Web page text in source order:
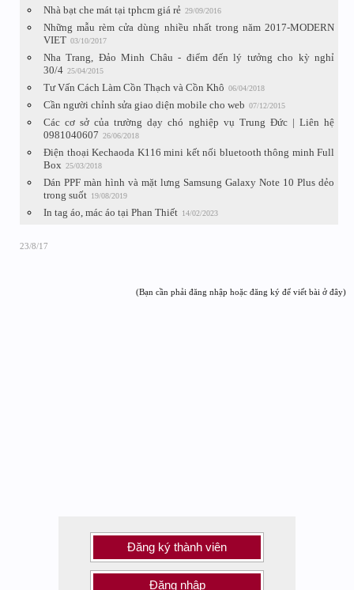
Nhà bạt che mát tại tphcm giá rẻ 29/09/2016
Những mẫu rèm cửa dùng nhiều nhất trong năm 2017-MODERN
VIET 03/10/2017
Nha Trang, Đảo Minh Châu - điểm đến lý tưởng cho kỳ nghỉ
30/4 25/04/2015
Tư Vấn Cách Làm Cồn Thạch và Cồn Khô 06/04/2018
Cần người chỉnh sửa giao diện mobile cho web 07/12/2015
Các cơ sở của trường dạy chó nghiệp vụ Trung Đức | Liên hệ
0981040607 26/06/2018
Điện thoại Kechaoda K116 mini kết nối bluetooth thông minh Full
Box 25/03/2018
Dán PPF màn hình và mặt lưng Samsung Galaxy Note 10 Plus dẻo
trong suốt 19/08/2019
In tag áo, mác áo tại Phan Thiết 14/02/2023
23/8/17
(Bạn cần phải đăng nhập hoặc đăng ký để viết bài ở đây)
Đăng ký thành viên
Đăng nhập